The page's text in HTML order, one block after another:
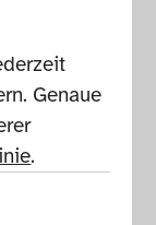
Genaue
Informationen finden Sie in unserer
.